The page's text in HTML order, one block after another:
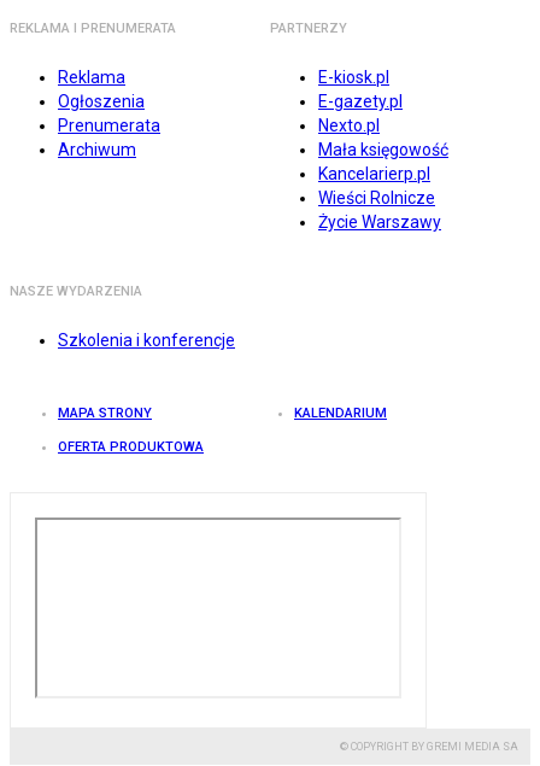
REKLAMA I PRENUMERATA
Reklama
Ogłoszenia
Prenumerata
Archiwum
PARTNERZY
E-kiosk.pl
E-gazety.pl
Nexto.pl
Mała księgowość
Kancelarierp.pl
Wieści Rolnicze
Życie Warszawy
NASZE WYDARZENIA
Szkolenia i konferencje
MAPA STRONY KALENDARIUM
OFERTA PRODUKTOWA
© COPYRIGHT BY GREMI MEDIA SA